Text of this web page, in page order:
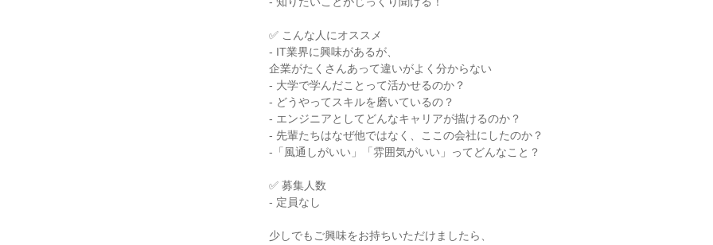
✅ こんな人にオススメ
- IT業界に興味があるが、
企業がたくさんあって違いがよく分からない
- 大学で学んだことって活かせるのか？
- どうやってスキルを磨いているの？
- エンジニアとしてどんなキャリアが描けるのか？
- 先輩たちはなぜ他ではなく、ここの会社にしたのか？
-「風通しがいい」「雰囲気がいい」ってどんなこと？
✅ 募集人数
- 定員なし
少しでもご興味をお持ちいただけましたら、